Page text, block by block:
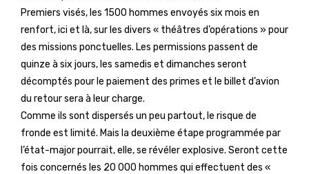
Premiers visés, les 1500 hommes envoyés six mois en
renfort, ici et là, sur les divers « théâtres d’opérations » pour
des missions ponctuelles. Les permissions passent de
quinze à six jours, les samedis et dimanches seront
décomptés pour le paiement des primes et le billet d’avion
du retour sera à leur charge.
Comme ils sont dispersés un peu partout, le risque de
fronde est limité. Mais la deuxième étape programmée par
l’état-major pourrait, elle, se révéler explosive. Seront cette
fois concernés les 20 000 hommes qui effectuent des «